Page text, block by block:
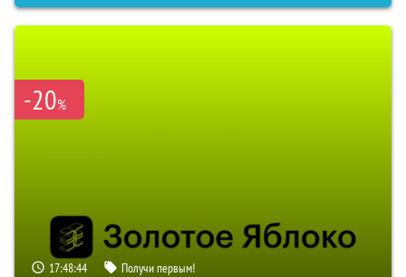
-20%
17:48:43 Получи первым!